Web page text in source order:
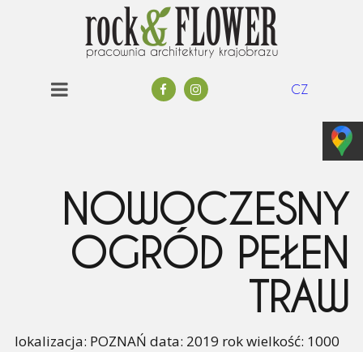
CZ
NOWOCZESNY
OGRÓD PEŁEN
TRAW
lokalizacja: POZNAŃ data: 2019 rok wielkość: 1000